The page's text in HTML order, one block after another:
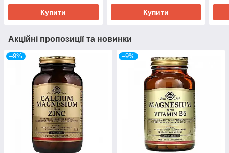
Купити Купити
Акційні пропозиції та новинки
–9% –9%